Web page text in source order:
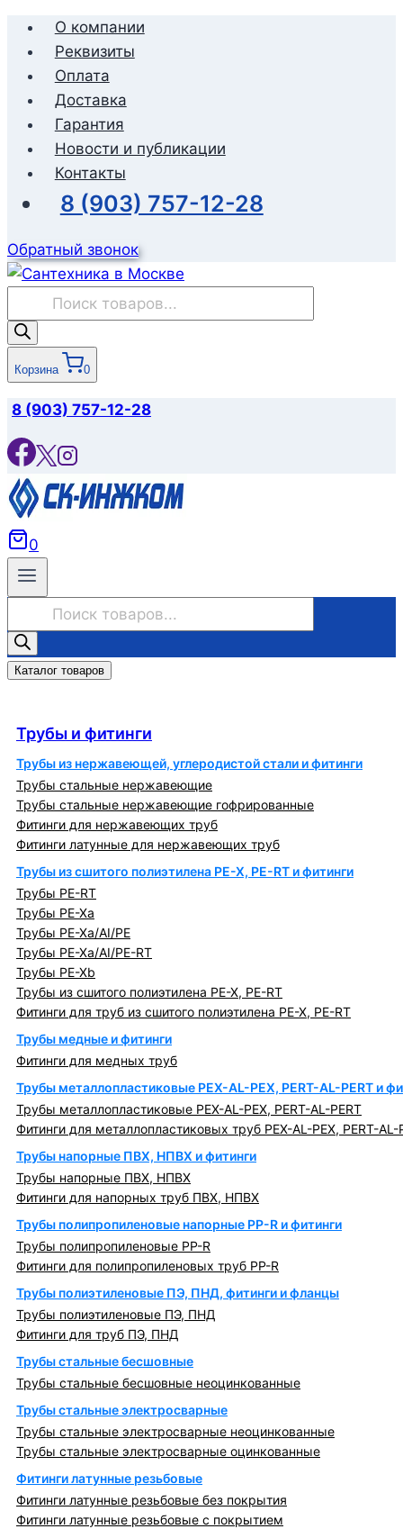
Перейти
содержимому
О компании
Реквизиты
Оплата
Доставка
Гарантия
Новости и публикации
Контакты
8 (903) 757-12-28
Обратный звонок
товаров
Корзина 0
8 (903) 757-12-28
0
товаров
Каталог товаров
Трубы и фитинги
Трубы из нержавеющей, углеродистой стали и фитинги
Трубы стальные нержавеющие
Трубы стальные нержавеющие гофрированные
Фитинги для нержавеющих труб
Фитинги латунные для нержавеющих труб
Трубы из сшитого полиэтилена PE-X, PE-RT и фитинги
Трубы PE-RT
Трубы PE-Xa
Трубы PE-Xa/AI/PE
Трубы PE-Xa/AI/PE-RT
Трубы PE-Xb
Трубы из сшитого полиэтилена PE-X, PE-RT
Фитинги для труб из сшитого полиэтилена PE-X, PE-RT
Трубы медные и фитинги
Фитинги для медных труб
Трубы металлопластиковые PEX-AL-PEX, PERT-AL-PERT и
Трубы металлопластиковые PEX-AL-PEX, PERT-AL-PERT
Фитинги для металлопластиковых труб PEX-AL-PEX, PERT-AL-
Трубы напорные ПВХ, НПВХ и фитинги
Трубы напорные ПВХ, НПВХ
Фитинги для напорных труб ПВХ, НПВХ
Трубы полипропиленовые напорные PP-R и фитинги
Трубы полипропиленовые PP-R
Фитинги для полипропиленовых труб PP-R
Трубы полиэтиленовые ПЭ, ПНД, фитинги и фланцы
Трубы полиэтиленовые ПЭ, ПНД
Фитинги для труб ПЭ, ПНД
Трубы стальные бесшовные
Трубы стальные бесшовные неоцинкованные
Трубы стальные электросварные
Трубы стальные электросварные неоцинкованные
Трубы стальные электросварные оцинкованные
Фитинги латунные резьбовые
Фитинги латунные резьбовые без покрытия
Фитинги латунные резьбовые с покрытием